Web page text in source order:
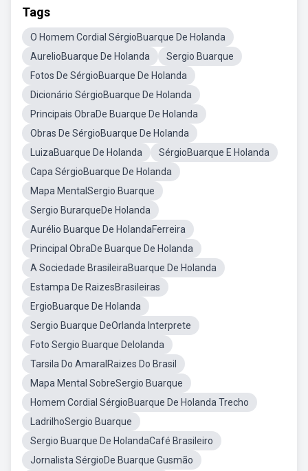
Tags
O Homem Cordial SérgioBuarque De Holanda
AurelioBuarque De Holanda
Sergio Buarque
Fotos De SérgioBuarque De Holanda
Dicionário SérgioBuarque De Holanda
Principais ObraDe Buarque De Holanda
Obras De SérgioBuarque De Holanda
LuizaBuarque De Holanda
SérgioBuarque E Holanda
Capa SérgioBuarque De Holanda
Mapa MentalSergio Buarque
Sergio BurarqueDe Holanda
Aurélio Buarque De HolandaFerreira
Principal ObraDe Buarque De Holanda
A Sociedade BrasileiraBuarque De Holanda
Estampa De RaizesBrasileiras
ErgioBuarque De Holanda
Sergio Buarque DeOrlanda Interprete
Foto Sergio Buarque DeIolanda
Tarsila Do AmaralRaizes Do Brasil
Mapa Mental SobreSergio Buarque
Homem Cordial SérgioBuarque De Holanda Trecho
LadrilhoSergio Buarque
Sergio Buarque De HolandaCafé Brasileiro
Jornalista SérgioDe Buarque Gusmão